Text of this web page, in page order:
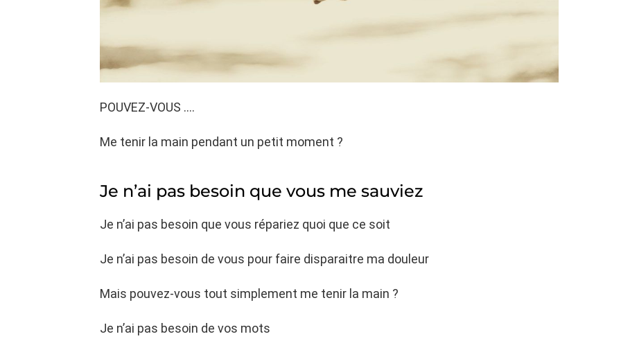
POUVEZ-VOUS ….
Me tenir la main pendant un petit moment ?
Je n’ai pas besoin que vous me sauviez
Je n’ai pas besoin que vous répariez quoi que ce soit
Je n’ai pas besoin de vous pour faire disparaitre ma douleur
Mais pouvez-vous tout simplement me tenir la main ?
Je n’ai pas besoin de vos mots